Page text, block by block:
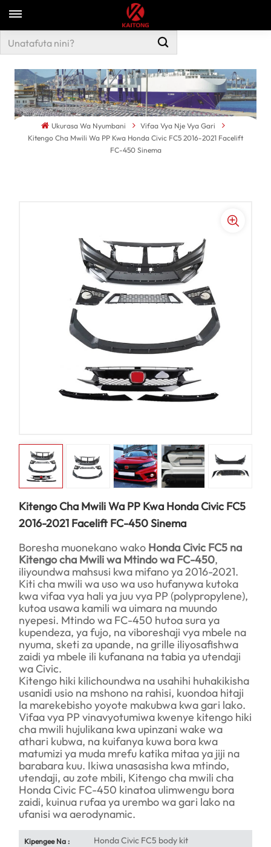
Ukurasa Wa Nyumbani
Vifaa Vya Nje Vya Gari
Kitengo Cha Mwili Wa PP Kwa Honda Civic FC5 2016-2021 Facelift
FC-450 Sinema
Kitengo Cha Mwili Wa PP Kwa Honda Civic FC5
2016-2021 Facelift FC-450 Sinema
Boresha muonekano wako Honda Civic FC5 na
Kitengo cha Mwili wa Mtindo wa FC-450,
iliyoundwa mahsusi kwa mifano ya 2016-2021.
Kiti cha mwili wa uso wa uso hufanywa kutoka
kwa vifaa vya hali ya juu vya PP (polypropylene),
kutoa usawa kamili wa uimara na muundo
nyepesi. Mtindo wa FC-450 hutoa sura ya
kupendeza, ya fujo, na viboreshaji vya mbele na
nyuma, sketi za upande, na grille iliyosafishwa
zaidi ya mbele ili kufanana na tabia ya utendaji
wa Civic.
Kitengo hiki kilichoundwa na usahihi huhakikisha
usanidi usio na mshono na rahisi, kuondoa hitaji
la marekebisho yoyote makubwa kwa gari lako.
Vifaa vya PP vinavyotumiwa kwenye kitengo hiki
cha mwili hujulikana kwa upinzani wake wa
athari kubwa, na kuifanya kuwa bora kwa
matumizi ya muda mrefu katika mitaa ya jiji na
barabara kuu. Ikiwa unasasisha kwa mtindo,
utendaji, au zote mbili, Kitengo cha mwili cha
Honda Civic FC-450 kinatoa ulimwengu bora
zaidi, kuinua rufaa ya urembo wa gari lako na
ufanisi wa aerodynamic.
Kipengee Na : Honda Civic FC5 body kit